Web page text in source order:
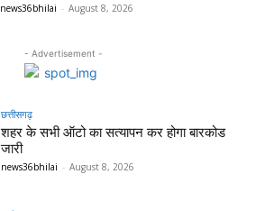
news36bhilai - August 8, 2026
- Advertisement -
छत्तीसगढ़
शहर के सभी ऑटो का सत्यापन कर होगा बारकोड
जारी
news36bhilai - August 8, 2026